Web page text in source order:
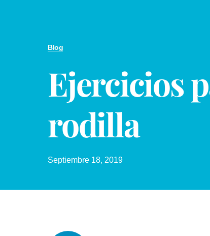
Blog
Ejercicios
rodilla
Septiembre 18, 2019